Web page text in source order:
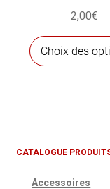
2,00€
Choix des
CATALOGUE
Accessoires